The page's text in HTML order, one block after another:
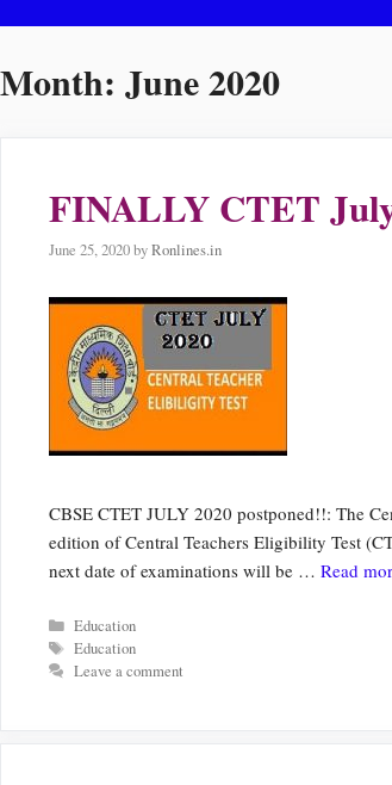
Month: June 2020
FINALLY CTET
June 25, 2020byRonlines.in
CBSE CTET JULY 2020 postponed!!: The
edition of Central Teachers Eligibility Test
next date of examinations will be … Read
Categories
Education
Tags
Education
Leave a comment